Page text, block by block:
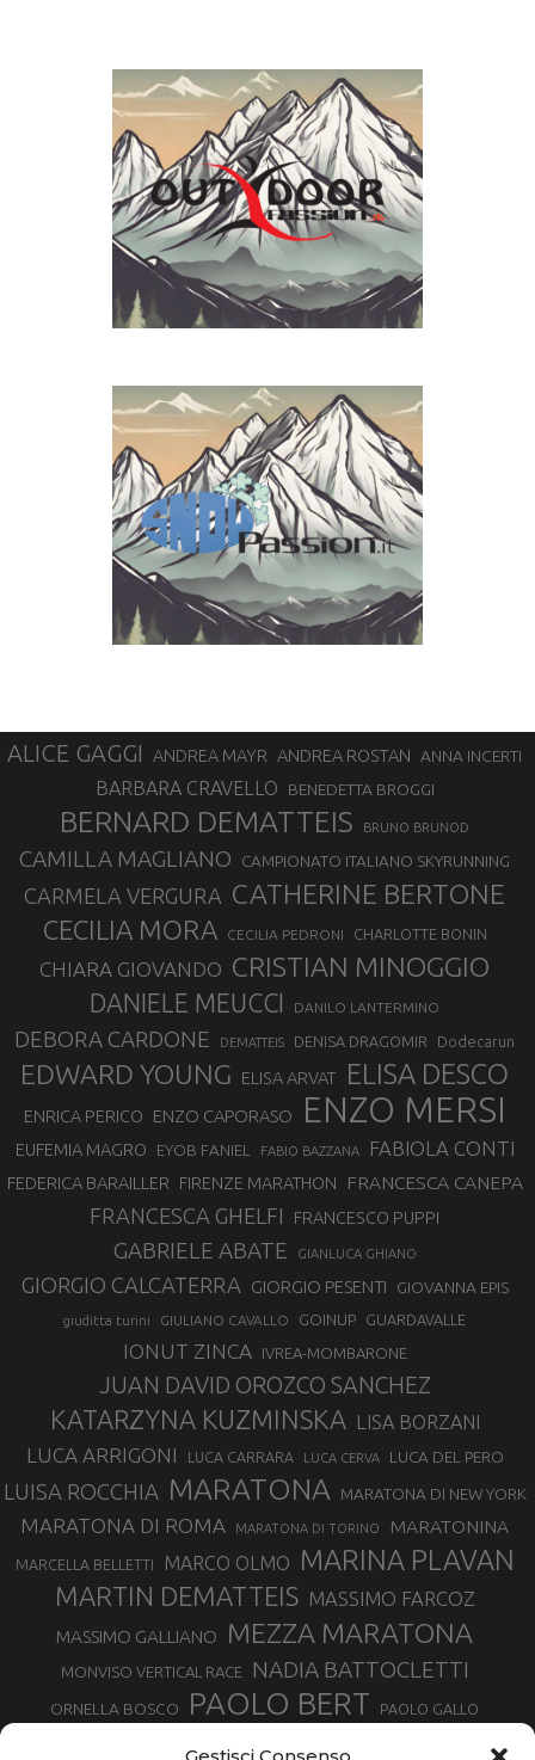
ALICE GAGGI ANDREA MAYR ANDREA ROSTAN ANNA INCERTI
BARBARA CRAVELLO BENEDETTA BROGGI
BERNARD DEMATTEIS BRUNO BRUNOD
CAMILLA MAGLIANO CAMPIONATO ITALIANO SKYRUNNING
CARMELA VERGURA CATHERINE BERTONE
CECILIA MORA CECILIA PEDRONI CHARLOTTE BONIN
CHIARA GIOVANDO CRISTIAN MINOGGIO
DANIELE MEUCCI DANILO LANTERMINO
DEBORA CARDONE DEMATTEIS DENISA DRAGOMIR Dodecarun
EDWARD YOUNG ELISA ARVAT ELISA DESCO
ENRICA PERICO ENZO CAPORASO ENZO MERSI
EUFEMIA MAGRO EYOB FANIEL FABIO BAZZANA FABIOLA CONTI
FEDERICA BARAILLER FIRENZE MARATHON FRANCESCA CANEPA
FRANCESCA GHELFI FRANCESCO PUPPI
GABRIELE ABATE GIANLUCA GHIANO
GIORGIO CALCATERRA GIORGIO PESENTI GIOVANNA EPIS
giuditta turini GIULIANO CAVALLO GOINUP GUARDAVALLE
IONUT ZINCA IVREA-MOMBARONE
JUAN DAVID OROZCO SANCHEZ
KATARZYNA KUZMINSKA LISA BORZANI
LUCA ARRIGONI LUCA CARRARA LUCA CERVA LUCA DEL PERO
LUISA ROCCHIA MARATONA MARATONA DI NEW YORK
MARATONA DI ROMA MARATONA DI TORINO MARATONINA
MARCELLA BELLETTI MARCO OLMO MARINA PLAVAN
MARTIN DEMATTEIS MASSIMO FARCOZ
MASSIMO GALLIANO MEZZA MARATONA
MONVISO VERTICAL RACE NADIA BATTOCLETTI
ORNELLA BOSCO PAOLO BERT PAOLO GALLO